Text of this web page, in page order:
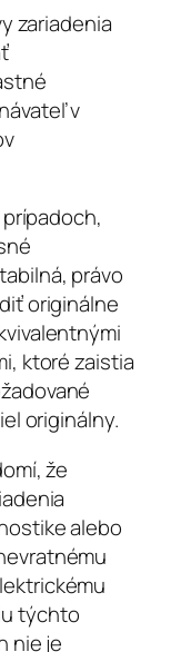
zariadenia
v
právo
originálne
ktoré zaistia
originálny.
že
alebo
týchto
nie je